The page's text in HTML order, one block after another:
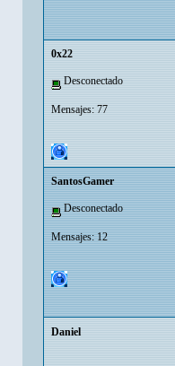
0x22
Desconectado
Mensajes: 77
SantosGamer
Desconectado
Mensajes: 12
Danielㅤ